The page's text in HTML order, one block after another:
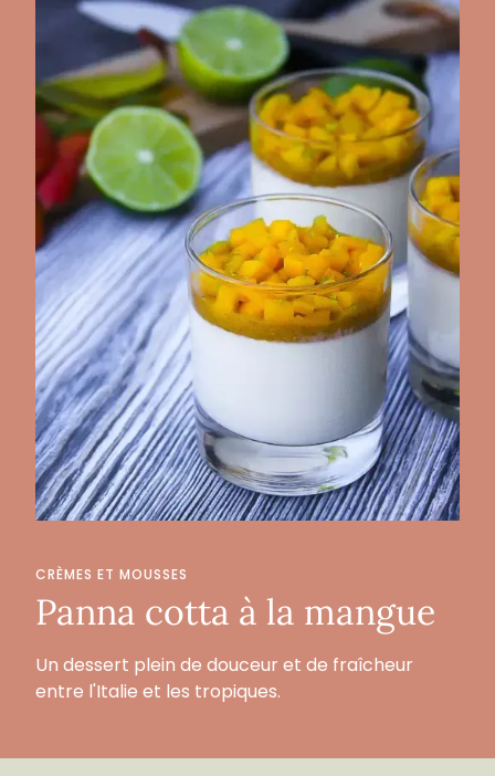
CRÈMES ET MOUSSES
Panna cotta à la mangue
Un dessert plein de douceur et de fraîcheur
entre l'Italie et les tropiques.